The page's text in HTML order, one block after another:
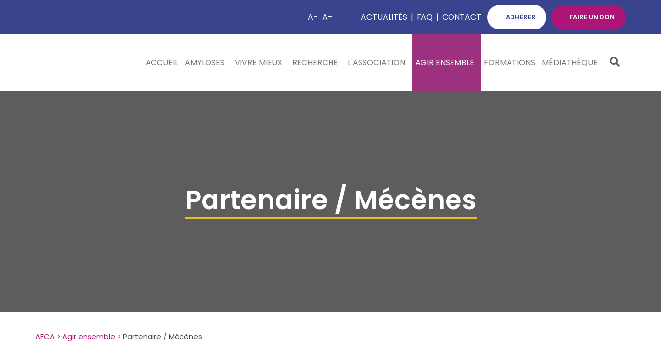
A- A+ ACTUALITÉS | FAQ | CONTACT ADHÉRER FAIRE UN DON
ACCUEIL AMYLOSES VIVRE MIEUX RECHERCHE L'ASSOCIATION AGIR ENSEMBLE FORMATIONS MÉDIATHÈQUE
Partenaire / Mécènes
AFCA > Agir ensemble > Partenaire / Mécènes